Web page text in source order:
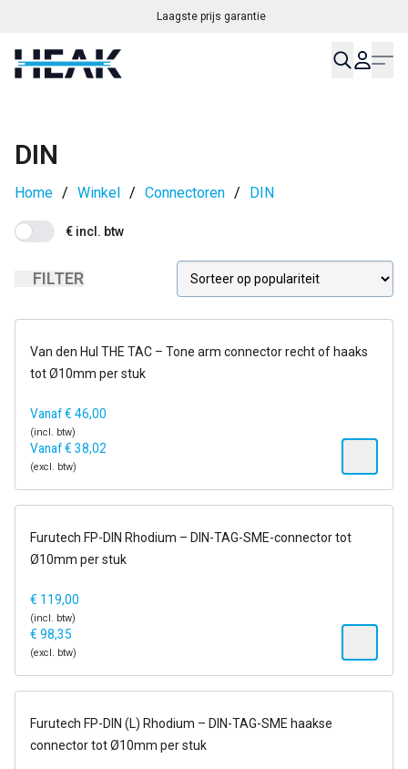
Laagste prijs garantie
DIN
Home / Winkel / Connectoren / DIN
€ incl. btw
FILTER
op voorraad
Van den Hul THE TAC – Tone arm connector recht of haaks
tot Ø10mm per stuk
Vanaf€ 46,00
(incl. btw)
Vanaf€ 38,02
(excl. btw)
op voorraad
Furutech FP-DIN Rhodium – DIN-TAG-SME-connector tot
Ø10mm per stuk
€ 119,00
(incl. btw)
€ 98,35
(excl. btw)
op voorraad
Furutech FP-DIN (L) Rhodium – DIN-TAG-SME haakse
connector tot Ø10mm per stuk